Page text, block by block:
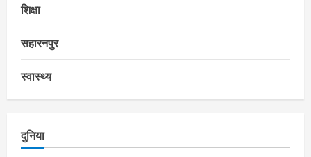
शिक्षा
सहारनपुर
स्वास्थ्य
दुनिया